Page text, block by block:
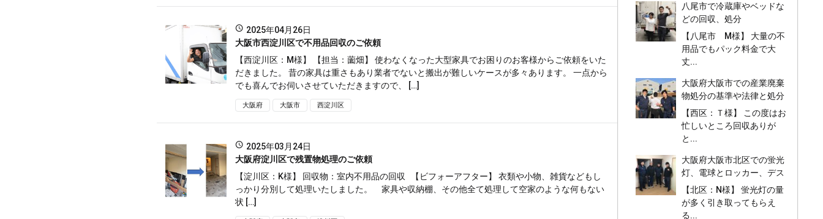
2025年04月26日
大阪市西淀川区で不用品回収のご依頼
【西淀川区：M様】 【担当：薗畑】 使わなくなった大型家具でお困りのお客様からご依頼をいた
だきました。 昔の家具は重さもあり業者でないと搬出が難しいケースが多々あります。 一点から
でも喜んでお伺いさせていただきますので、 […]
大阪府 大阪市 西淀川区
2025年03月24日
大阪府淀川区で残置物処理のご依頼
【淀川区：K様】 回収物：室内不用品の回収 【ビフォーアフター】 衣類や小物、雑貨などもし
っかり分別して処理いたしました。 家具や収納棚、その他全て処理して空家のような何もない
状 […]
八尾市で冷蔵庫やベッドな
どの回収、処分
【八尾市 M様】 大量の不
用品でもパック料金で大
丈...
大阪府大阪市での産業廃棄
物処分の基準や法律と処分
金額は？
【西区：Ｔ様】 この度はお
忙しいところ回収ありが
と...
大阪府大阪市北区での蛍光
灯、電球とロッカー、デス
クの処分、不用品回収
【北区：N様】 蛍光灯の量
が多く引き取ってもらえ
る...